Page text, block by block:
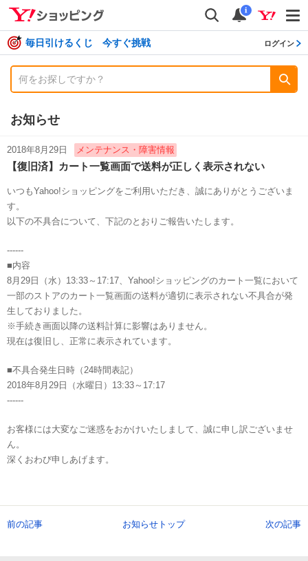
検索
通知
i
毎日引けるくじ 今すぐ挑戦 ログイン
お知らせ
2018年8月29日 メンテナンス・障害情報
【復旧済】カート一覧画面で送料が正しく表示されない
いつもYahoo!ショッピングをご利用いただき、誠にありがとうございま
す。
以下の不具合について、下記のとおりご報告いたします。
------
■内容
8月29日（水）13:33～17:17、Yahoo!ショッピングのカート一覧において
一部のストアのカート一覧画面の送料が適切に表示されない不具合が発
生しておりました。
※手続き画面以降の送料計算に影響はありません。
現在は復旧し、正常に表示されています。
■不具合発生日時（24時間表記）
2018年8月29日（水曜日）13:33～17:17
------
お客様には大変なご迷惑をおかけいたしまして、誠に申し訳ございませ
ん。
深くおわび申しあげます。
前の記事 お知らせトップ 次の記事